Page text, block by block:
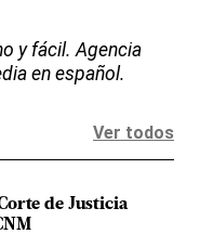
y fácil. Agencia
en español.
Ver todos
de Justicia